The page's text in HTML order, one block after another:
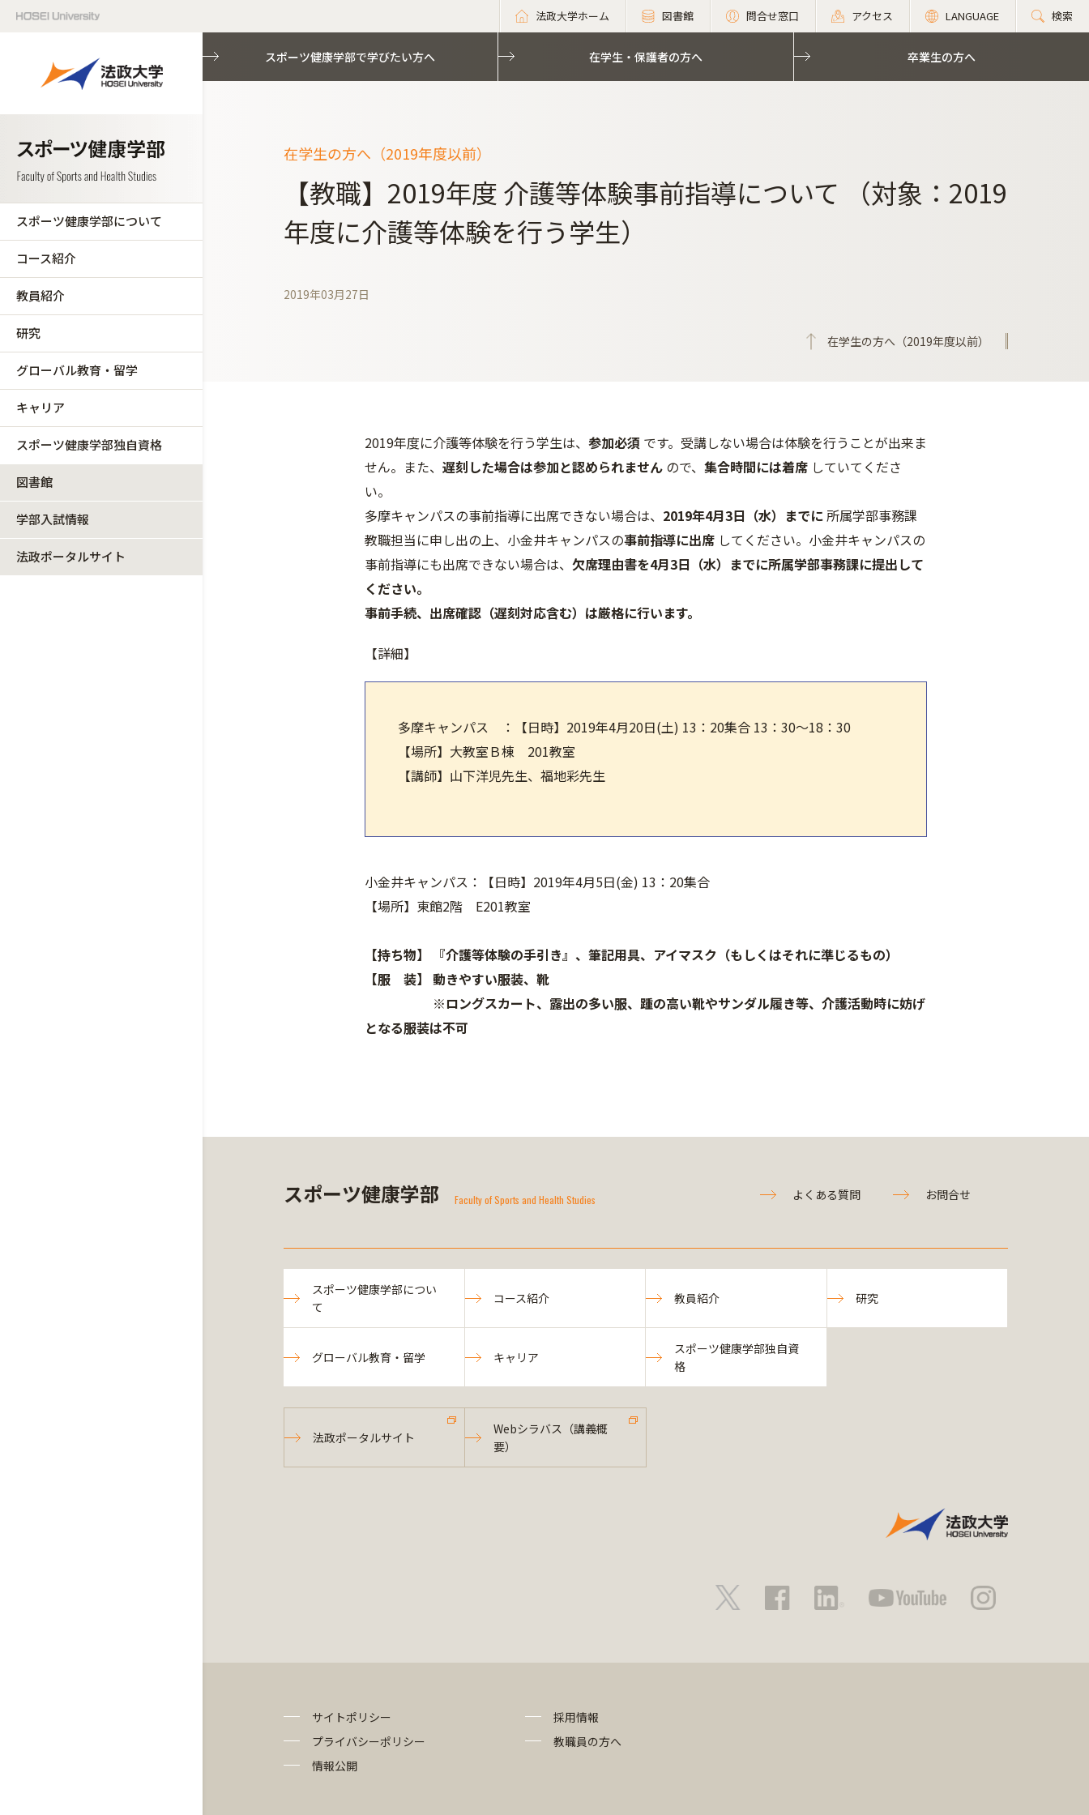
法政大学ホーム 図書館 問合せ窓口 アクセス LANGUAGE 検索
スポーツ健康学部について
コース紹介
教員紹介
研究
グローバル教育・留学
キャリア
スポーツ健康学部独自資格
図書館
学部入試情報
法政ポータルサイト
スポーツ健康学部で学びたい方へ 在学生・保護者の方へ 卒業生の方へ
在学生の方へ（2019年度以前）
【教職】2019年度 介護等体験事前指導について （対象：2019
年度に介護等体験を行う学生）
2019年03月27日
在学生の方へ（2019年度以前）
2019年度に介護等体験を行う学生は、 参加必須 です。受講しない場合は体験を行うことが出来ま
せん。また、 遅刻した場合は参加と認められません ので、 集合時間には着席 していてくださ
い。
多摩キャンパスの事前指導に出席できない場合は、 2019年4月3日（水）までに所属学部事務課
教職担当に申し出の上、小金井キャンパスの事前指導に出席 してください。小金井キャンパスの
事前指導にも出席できない場合は、 欠席理由書を4月3日（水）までに所属学部事務課に提出して
ください。
事前手続、出席確認（遅刻対応含む）は厳格に行います。
【詳細】
多摩キャンパス ：【日時】2019年4月20日(土) 13：20集合 13：30～18：30
【場所】大教室Ｂ棟 201教室
【講師】山下洋児先生、福地彩先生
小金井キャンパス：【日時】2019年4月5日(金) 13：20集合
【場所】東館2階 E201教室
【持ち物】 『介護等体験の手引き』、筆記用具、アイマスク（もしくはそれに準じるもの）
【服 装】 動きやすい服装、靴
※ロングスカート、露出の多い服、踵の高い靴やサンダル履き等、介護活動時に妨げ
となる服装は不可
スポーツ健康学部 Faculty of Sports and Health Studies よくある質問 お問合せ
スポーツ健康学部につい
て
コース紹介 教員紹介 研究
グローバル教育・留学 キャリア
スポーツ健康学部独自資
格
法政ポータルサイト
Webシラバス（講義概
要）
サイトポリシー
プライバシーポリシー
情報公開
採用情報
教職員の方へ